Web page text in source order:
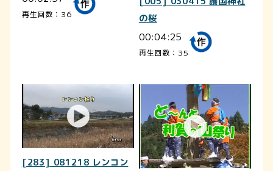
再生回数：36
の桜
00:04:25
再生回数：35
[283] 081218 レンコン